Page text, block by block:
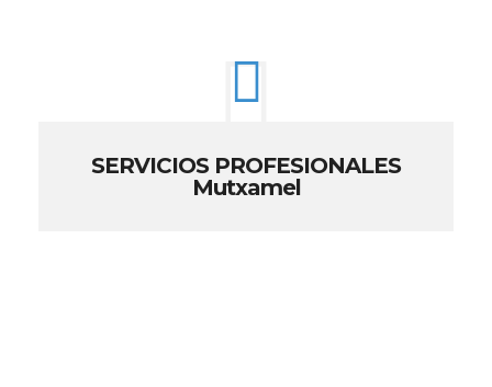
SERVICIOS PROFESIONALES
Mutxamel